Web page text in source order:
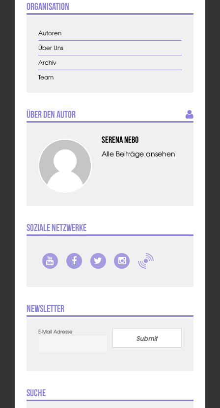
Organisation
Autoren
Über Uns
Archiv
Team
Über den Autor
Serena Nebo
Alle Beiträge ansehen
Soziale Netzwerke
Newsletter
E-Mail Adresse
Submit
Suche